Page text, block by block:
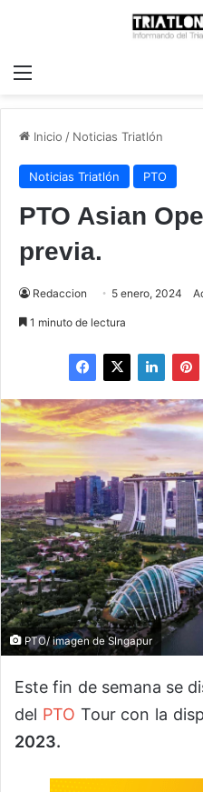
Inicio / Noticias Triatlón
Noticias Triatlón PTO
PTO Asian
previa.
Redaccion 5 enero, 2024
1 minuto de lectura
PTO/ imagen de SIngapur
Este fin de semana se
del PTO Tour con la
2023.